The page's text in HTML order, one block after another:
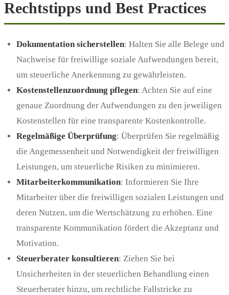
Rechtstipps und Best Practices
Dokumentation sicherstellen: Halten Sie alle Belege und
Nachweise für freiwillige soziale Aufwendungen bereit,
um steuerliche Anerkennung zu gewährleisten.
Kostenstellenzuordnung pflegen: Achten Sie auf eine
genaue Zuordnung der Aufwendungen zu den jeweiligen
Kostenstellen für eine transparente Kostenkontrolle.
Regelmäßige Überprüfung: Überprüfen Sie regelmäßig
die Angemessenheit und Notwendigkeit der freiwilligen
Leistungen, um steuerliche Risiken zu minimieren.
Mitarbeiterkommunikation: Informieren Sie Ihre
Mitarbeiter über die freiwilligen sozialen Leistungen und
deren Nutzen, um die Wertschätzung zu erhöhen. Eine
transparente Kommunikation fördert die Akzeptanz und
Motivation.
Steuerberater konsultieren: Ziehen Sie bei
Unsicherheiten in der steuerlichen Behandlung einen
Steuerberater hinzu, um rechtliche Fallstricke zu